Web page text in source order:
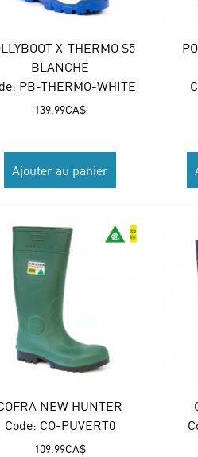
X-THERMO S5
BLANCHE
PB-THERMO-WHITE
CA$
139.99
Ajouter au panier
NEW HUNTER
Code: CO-PUVERT0
CA$
109.99